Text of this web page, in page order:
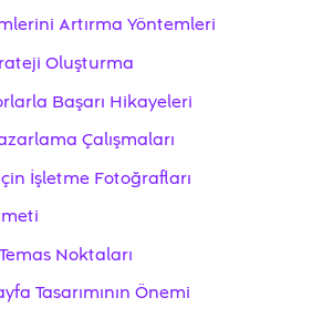
Artırma Yöntemleri
Oluşturma
Başarı Hikayeleri
Çalışmaları
İşletme Fotoğrafları
Noktaları
Tasarımının Önemi